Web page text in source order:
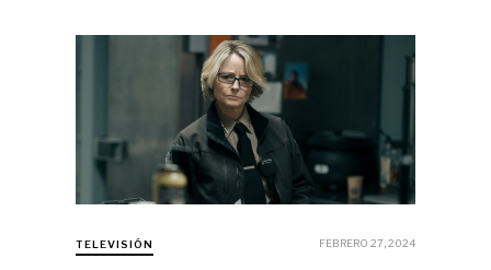
TELEVISIÓN FEBRERO 27, 2024